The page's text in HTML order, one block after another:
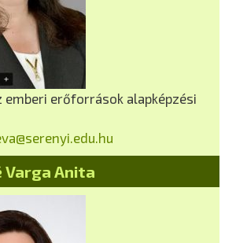
emberi erőforrások alapképzési
Varga Anita